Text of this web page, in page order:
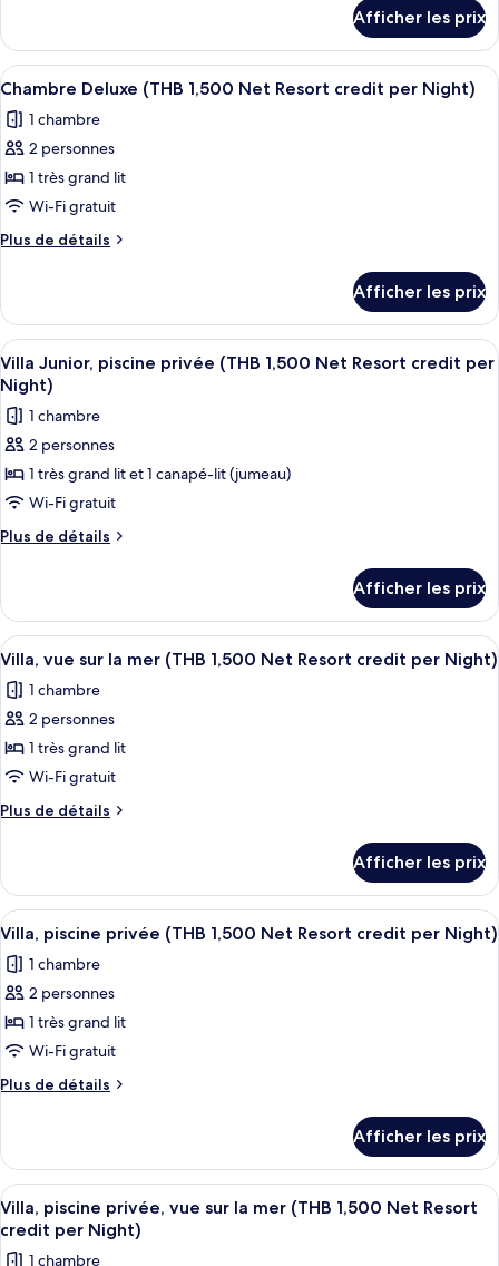
per
Night)
studio,
piscine
privée,
vue
sur
la
mer
(THB
1,500
credit
per
Night)
Suite
studio,
piscine
vue
sur
mer
(THB
Net
Night)
Afficher les prix
Afficher
toutes
les
photos
pour
ce
type
de
Chambre
Deluxe
(THB
1,500
Net
Resort
credit
per
Night)
Minibar, coffre-fort pour ordinateur
5
Chambre Deluxe (THB 1,500 Net Resort credit per Night)
1 chambre
2 personnes
1 très grand lit
Wi-Fi gratuit
Plus de détails
Plus
Chambre
Deluxe
(THB
1,500
Net
Resort
credit
Night)
Afficher les prix
Afficher
toutes
les
photos
pour
ce
type
de
Junior,
piscine
privée
(THB
1,500
Net
Resort
credit
per
Minibar, coffre-fort pour ordinateur
5
Villa Junior, piscine privée (THB 1,500 Net Resort credit per
Night)
1 chambre
2 personnes
1 très grand lit et 1 canapé-lit (jumeau)
Wi-Fi gratuit
Plus de détails
Plus
Villa
Junior,
piscine
(THB
1,500
Resort
credit
Night)
Afficher les prix
Afficher
toutes
les
photos
pour
ce
type
de
Villa,
vue
sur
la
mer
(THB
1,500
Net
Resort
Night)
4
Villa, vue sur la mer (THB 1,500 Net Resort credit per Night)
1 chambre
2 personnes
1 très grand lit
Wi-Fi gratuit
Plus de détails
Plus
Villa,
vue
sur
mer
(THB
Net
Resort
per
Afficher les prix
Afficher
toutes
les
photos
pour
ce
type
de
Villa,
piscine
privée
(THB
1,500
Minibar, coffre-fort pour ordinateur
6
Villa, piscine privée (THB 1,500 Net Resort credit per Night)
1 chambre
2 personnes
1 très grand lit
Wi-Fi gratuit
Plus de détails
Plus
Villa,
piscine
privée
(THB
Afficher les prix
Afficher
toutes
les
5
Villa, piscine privée, vue sur la mer (THB 1,500 Net Resort
credit per Night)
1 chambre